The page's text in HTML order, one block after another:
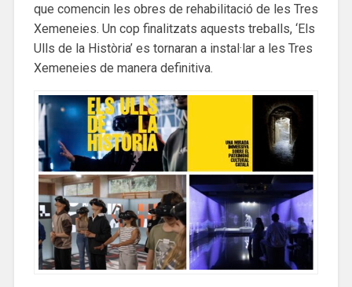
que comencin les obres de rehabilitació de les Tres
Xemeneies. Un cop finalitzats aquests treballs, ‘Els
Ulls de la Història’ es tornaran a instal·lar a les Tres
Xemeneies de manera definitiva.